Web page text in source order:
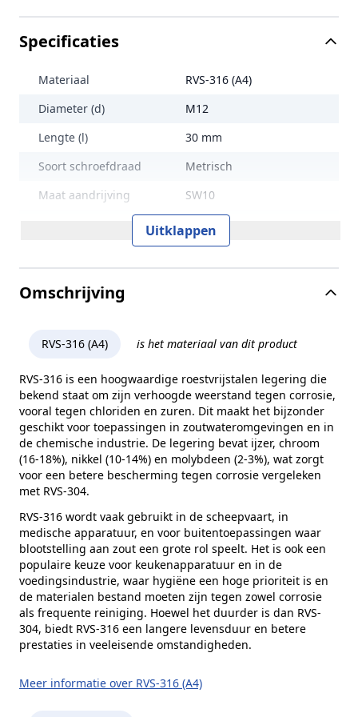
Specificaties
Materiaal
RVS-316 (A4)
Diameter (d)
M12
Lengte (l)
30 mm
Soort schroefdraad
Metrisch
Maat aandrijving
SW10
Kopvorm
Cilinderkop
Kophoogte (k)
12 mm
Kopdiameter (dk)
18 mm
Aandrijving
Binnenzeskant
Inhoud verpakking
50 stuks
Merk
RVS Products
Uitklappen
Omschrijving
RVS-316 (A4) is het materiaal van dit product
RVS-316 is een hoogwaardige roestvrijstalen legering die
bekend staat om zijn verhoogde weerstand tegen corrosie,
vooral tegen chloriden en zuren. Dit maakt het bijzonder
geschikt voor toepassingen in zoutwateromgevingen en in
de chemische industrie. De legering bevat ijzer, chroom
(16-18%), nikkel (10-14%) en molybdeen (2-3%), wat zorgt
voor een betere bescherming tegen corrosie vergeleken
met RVS-304.
RVS-316 wordt vaak gebruikt in de scheepvaart, in
medische apparatuur, en voor buitentoepassingen waar
blootstelling aan zout een grote rol speelt. Het is ook een
populaire keuze voor keukenapparatuur en in de
voedingsindustrie, waar hygiëne een hoge prioriteit is en
de materialen bestand moeten zijn tegen zowel corrosie
als frequente reiniging. Hoewel het duurder is dan RVS-
304, biedt RVS-316 een langere levensduur en betere
prestaties in veeleisende omstandigheden.
Meer informatie over RVS-316 (A4)